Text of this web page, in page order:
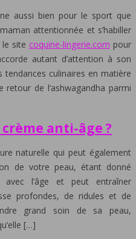
aussi bien pour le sport que
attentionnée et s’habiller
site coquine-lingerie.com pour
autant d’attention à son
tendances culinaires en matière
retour de l’ashwagandha parmi
anti-âge ?
naturelle qui peut également
de votre peau, étant donné
avec l’âge et peut entraîner
profondes, de ridules et de
grand soin de sa peau,
[…]